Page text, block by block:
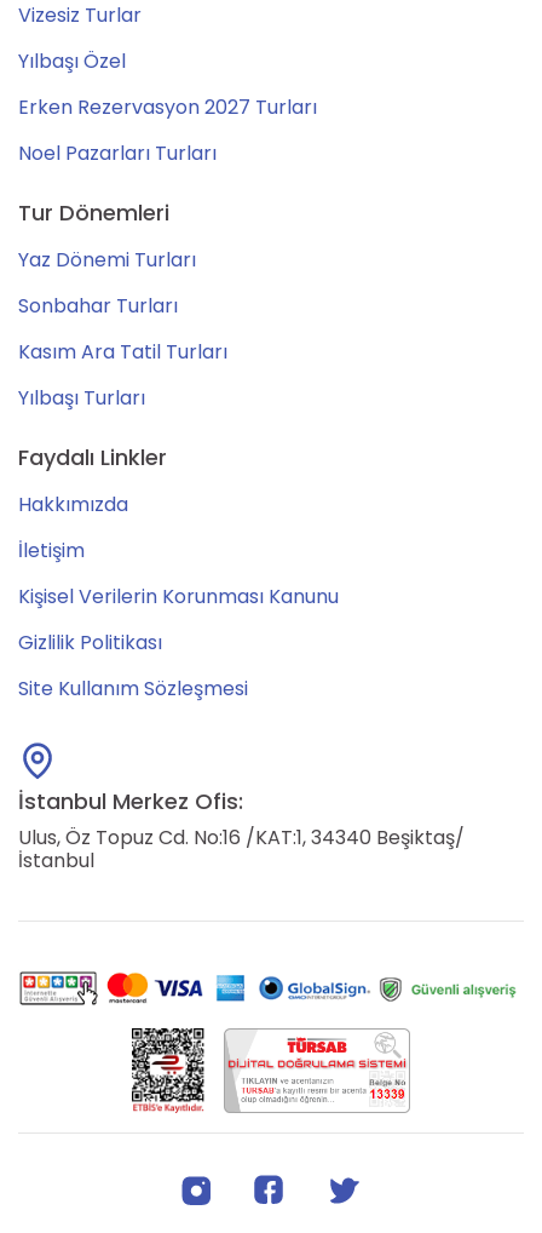
Vizesiz Turlar
Yılbaşı Özel
Erken Rezervasyon 2027 Turları
Noel Pazarları Turları
Tur Dönemleri
Yaz Dönemi Turları
Sonbahar Turları
Kasım Ara Tatil Turları
Yılbaşı Turları
Faydalı Linkler
Hakkımızda
İletişim
Kişisel Verilerin Korunması Kanunu
Gizlilik Politikası
Site Kullanım Sözleşmesi
İstanbul Merkez Ofis:
Ulus, Öz Topuz Cd. No:16 /KAT:1, 34340 Beşiktaş/
İstanbul